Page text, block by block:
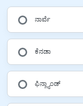
ನಾರ್ವೆ
ಕೆನಡಾ
ಫಿನ್ಲ್ಯಾಂಡ್